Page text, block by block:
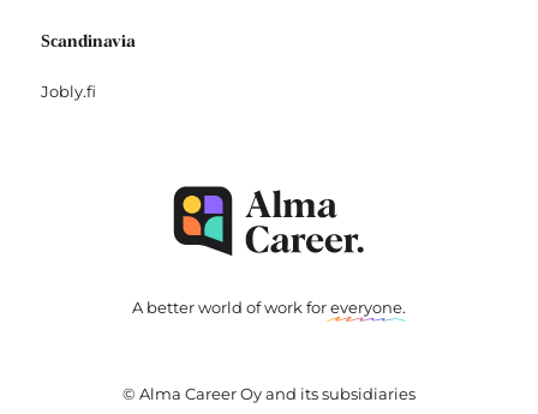
Scandinavia
Jobly.fi
A better world of work foreveryone.
© Alma Career Oy and its subsidiaries